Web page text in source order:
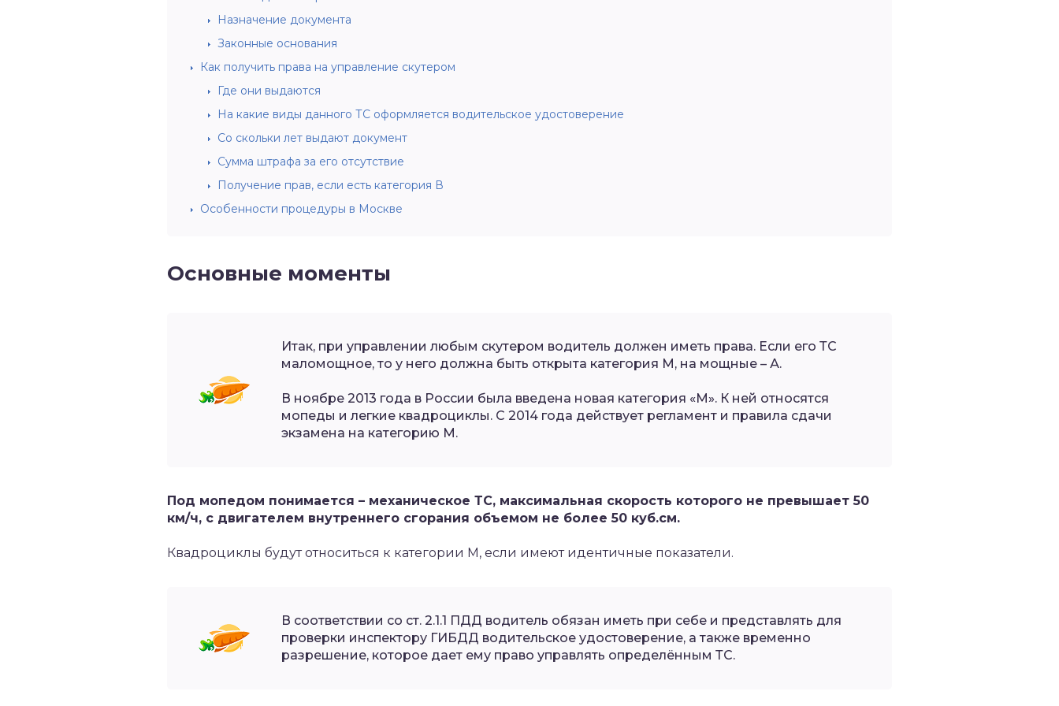
Назначение документа
Законные основания
Как получить права на управление скутером
Где они выдаются
На какие виды данного ТС оформляется водительское удостоверение
Со скольки лет выдают документ
Сумма штрафа за его отсутствие
Получение прав, если есть категория В
Особенности процедуры в Москве
Основные моменты
Итак, при управлении любым скутером водитель должен иметь права. Если его ТС
маломощное, то у него должна быть открыта категория М, на мощные – А.
В ноябре 2013 года в России была введена новая категория «М». К ней относятся
мопеды и легкие квадроциклы. С 2014 года действует регламент и правила сдачи
экзамена на категорию М.
Под мопедом понимается – механическое ТС, максимальная скорость которого не превышает 50
км/ч, с двигателем внутреннего сгорания объемом не более 50 куб.см.
Квадроциклы будут относиться к категории М, если имеют идентичные показатели.
В соответствии со ст. 2.1.1 ПДД водитель обязан иметь при себе и представлять для
проверки инспектору ГИБДД водительское удостоверение, а также временно
разрешение, которое дает ему право управлять определённым ТС.